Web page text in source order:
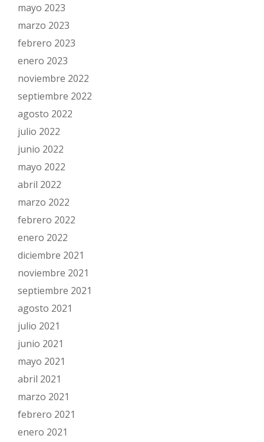
mayo 2023
marzo 2023
febrero 2023
enero 2023
noviembre 2022
septiembre 2022
agosto 2022
julio 2022
junio 2022
mayo 2022
abril 2022
marzo 2022
febrero 2022
enero 2022
diciembre 2021
noviembre 2021
septiembre 2021
agosto 2021
julio 2021
junio 2021
mayo 2021
abril 2021
marzo 2021
febrero 2021
enero 2021